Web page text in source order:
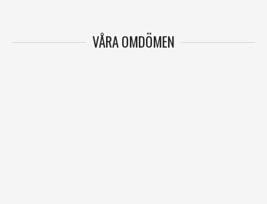
VÅRA OMDÖMEN